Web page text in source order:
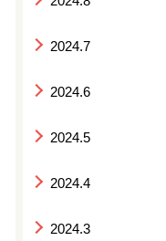
2024.7
2024.6
2024.5
2024.4
2024.3